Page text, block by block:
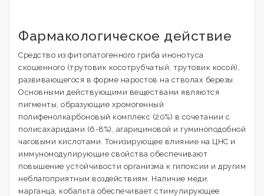
Фармакологическое действие
Средство из фитопатогенного гриба инонотуса
скошенного (трутовик косотрубчатый, трутовик косой),
развивающегося в форме наростов на стволах березы.
Основными действующими веществами являются
пигменты, образующие хромогенный
полифенолкарбоновый комплекс (20%) в сочетании с
полисахаридами (6-8%), агарициновой и гуминоподобной
чаговыми кислотами. Тонизирующее влияние на ЦНС и
иммуномодулирующие свойства обеспечивают
повышение устойчивости организма к гипоксии и другим
неблагоприятным воздействиям. Наличие меди,
марганца, кобальта обеспечивает стимулирующее